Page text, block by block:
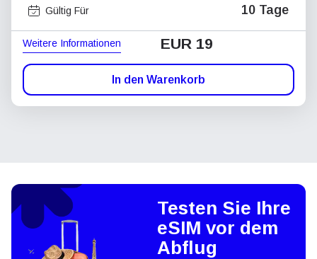
Gültig Für 10 Tage
Weitere Informationen EUR 19
In den Warenkorb
Testen Sie Ihre
eSIM vor dem
Abflug